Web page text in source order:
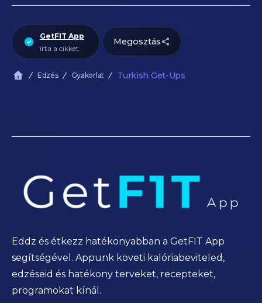
Eddz és étkezz hatékonyabban a GetFIT App
segítségével. Appunk követi kalóriabeviteled,
edzéseid és hatékony terveket, recepteket,
programokat kínál.
GetFIT App
írta a cikket.
Megosztás
Edzés Gyakorlat Turkish Get-Ups